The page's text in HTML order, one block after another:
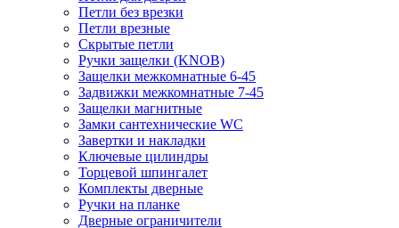
Петли без врезки
Петли врезные
Скрытые петли
Ручки защелки (KNOB)
Защелки межкомнатные 6-45
Задвижки межкомнатные 7-45
Защелки магнитные
Замки сантехнические WC
Завертки и накладки
Ключевые цилиндры
Торцевой шпингалет
Комплекты дверные
Ручки на планке
Дверные ограничители